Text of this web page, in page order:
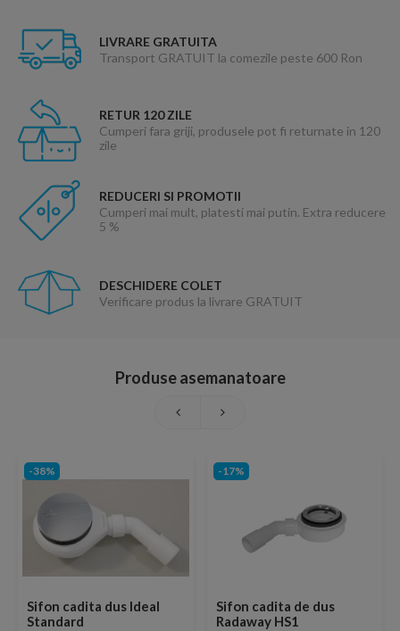
LIVRARE GRATUITA
Transport GRATUIT la comezile peste 600 Ron
RETUR 120 ZILE
Cumperi fara griji, produsele pot fi returnate in 120
zile
REDUCERI SI PROMOTII
Cumperi mai mult, platesti mai putin. Extra reducere
5 %
DESCHIDERE COLET
Verificare produs la livrare GRATUIT
Produse asemanatoare
-38%
Sifon cadita dus Ideal
Standard
-17%
Sifon cadita de dus
Radaway HS1